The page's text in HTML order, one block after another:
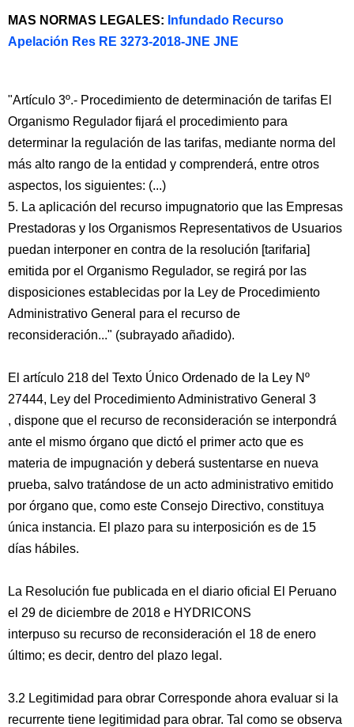
MAS NORMAS LEGALES: Infundado Recurso
Apelación Res RE 3273-2018-JNE JNE
"Artículo 3º.- Procedimiento de determinación de tarifas El
Organismo Regulador fijará el procedimiento para
determinar la regulación de las tarifas, mediante norma del
más alto rango de la entidad y comprenderá, entre otros
aspectos, los siguientes: (...)
5. La aplicación del recurso impugnatorio que las Empresas
Prestadoras y los Organismos Representativos de Usuarios
puedan interponer en contra de la resolución [tarifaria]
emitida por el Organismo Regulador, se regirá por las
disposiciones establecidas por la Ley de Procedimiento
Administrativo General para el recurso de
reconsideración..." (subrayado añadido).
El artículo 218 del Texto Único Ordenado de la Ley Nº
27444, Ley del Procedimiento Administrativo General 3
, dispone que el recurso de reconsideración se interpondrá
ante el mismo órgano que dictó el primer acto que es
materia de impugnación y deberá sustentarse en nueva
prueba, salvo tratándose de un acto administrativo emitido
por órgano que, como este Consejo Directivo, constituya
única instancia. El plazo para su interposición es de 15
días hábiles.
La Resolución fue publicada en el diario oficial El Peruano
el 29 de diciembre de 2018 e HYDRICONS
interpuso su recurso de reconsideración el 18 de enero
último; es decir, dentro del plazo legal.
3.2 Legitimidad para obrar Corresponde ahora evaluar si la
recurrente tiene legitimidad para obrar. Tal como se observa